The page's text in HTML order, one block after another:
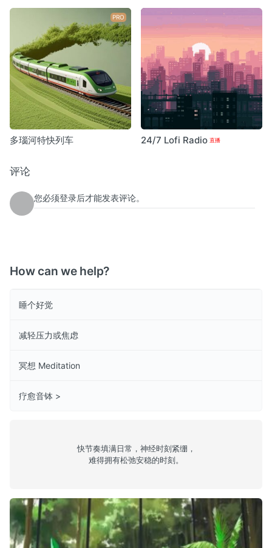
PRO
多瑙河特快列车 24/7 Lofi Radio
评论
您必须登录后才能发表评论。
How can we help?
睡个好觉
减轻压力或焦虑
冥想 Meditation
疗愈音钵 >
快节奏填满日常，神经时刻紧绷，
难得拥有松弛安稳的时刻。